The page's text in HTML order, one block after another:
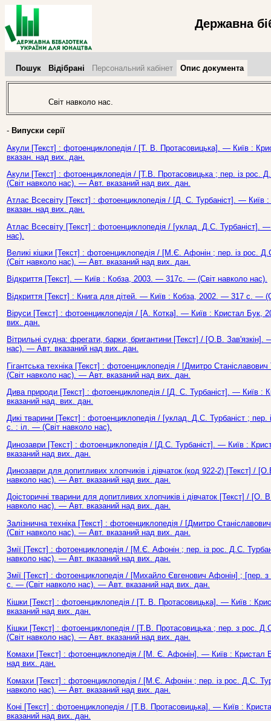
Державна
Пошук Відібрані Персональний кабінет Опис документа
Світ навколо нас.
- Випуски серії
Акули [Текст] : фотоенциклопедія / [Т. В. Протасовицька]. — Київ :
вказан. над вих. дан.
Акули [Текст] : фотоенциклопедія / [Т.В. Протасовицька ; пер. із
(Світ навколо нас). — Авт. вказаний над вих. дан.
Атлас Всесвіту [Текст] : фотоенциклопедія / [Д. С. Турбаніст]. —
вказан. над вих. дан.
Атлас Всесвіту [Текст] : фотоенциклопедія / [уклад. Д.С.
нас).
Великі кішки [Текст] : фотоенциклопедія / [М.Є. Афонін ; пер. із
(Світ навколо нас). — Авт. вказаний над вих. дан.
Відкриття [Текст]. — Київ : Кобза, 2003. — 317с. — (Світ навколо нас).
Відкриття [Текст] : Книга для дітей. — Київ : Кобза, 2002. — 317 с. —
Віруси [Текст] : фотоенциклопедія / [А. Котка]. — Київ : Кристал
вих. дан.
Вітрильні судна: фрегати, барки, бригантини [Текст] / [О.В.
нас). — Авт. вказаний над вих. дан.
Гігантська техніка [Текст] : фотоенциклопедія / [Дмитро
(Світ навколо нас). — Авт. вказаний над вих. дан.
Дива природи [Текст] : фотоенциклопедія / [Д. С. Турбаніст]. — Київ
вказаний над. вих. дан.
Дикі тварини [Текст] : фотоенциклопедія / [уклад. Д.С. Турбаніст ;
с. : іл. — (Світ навколо нас).
Динозаври [Текст] : фотоенциклопедія / [Д.С. Турбаніст]. — Київ :
вказаний над вих. дан.
Динозаври для допитливих хлопчиків і дівчаток (код 922-2) [Текст]
навколо нас). — Авт. вказаний над вих. дан.
Доісторичні тварини для допитливих хлопчиків і дівчаток [Текст] /
навколо нас). — Авт. вказаний над вих. дан.
Залізнична техніка [Текст] : фотоенциклопедія / [Дмитро
(Світ навколо нас). — Авт. вказаний над вих. дан.
Змії [Текст] : фотоенциклопедія / [М.Є. Афонін ; пер. із рос. Д.С.
навколо нас). — Авт. вказаний над вих. дан.
Змії [Текст] : фотоенциклопедія / [Михайло Євгенович Афонін] ;
с. — (Світ навколо нас). — Авт. вказаний над вих. дан.
Кішки [Текст] : фотоенциклопедія / [Т. В. Протасовицька]. — Київ :
вказаний над вих. дан.
Кішки [Текст] : фотоенциклопедія / [Т.В. Протасовицька ; пер. з рос.
(Світ навколо нас). — Авт. вказаний над вих. дан.
Комахи [Текст] : фотоенциклопедія / [М. Є. Афонін]. — Київ :
над вих. дан.
Комахи [Текст] : фотоенциклопедія / [М.Є. Афонін ; пер. із рос. Д.С.
навколо нас). — Авт. вказаний над вих. дан.
Коні [Текст] : фотоенциклопедія / [Т.В. Протасовицька]. — Київ :
вказаний над вих. дан.